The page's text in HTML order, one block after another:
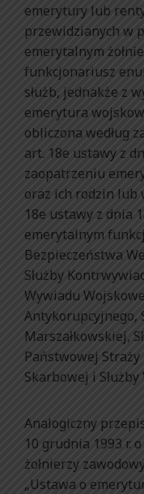
emerytury lub
przewidzianych w
emerytalnym
funkcjonariusz
służb, jednakże z
emerytura
obliczona według
art. 18e ustawy z
zaopatrzeniu
oraz ich rodzin lub
18e ustawy z dnia
emerytalnym
Bezpieczeństwa
Służby
Wywiadu
Antykorupcyjnego,
Marszałkowskiej,
Państwowej Straży
Skarbowej i
Analogiczny
10 grudnia 1993 r.
żołnierzy
„Ustawa o